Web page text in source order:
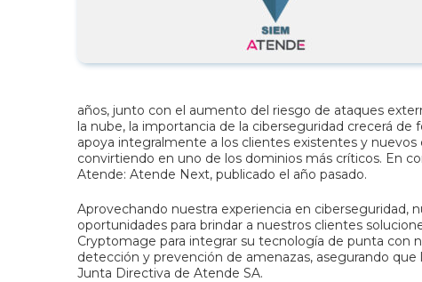
años, junto con el aumento del riesgo de ataques
la nube, la importancia de la ciberseguridad crecerá
apoya integralmente a los clientes existentes y
convirtiendo en uno de los dominios más críticos. En
Atende: Atende Next, publicado el año pasado.
Aprovechando nuestra experiencia en ciberseguridad,
oportunidades para brindar a nuestros clientes
Cryptomage para integrar su tecnología de punta con
detección y prevención de amenazas, asegurando
Junta Directiva de Atende SA.